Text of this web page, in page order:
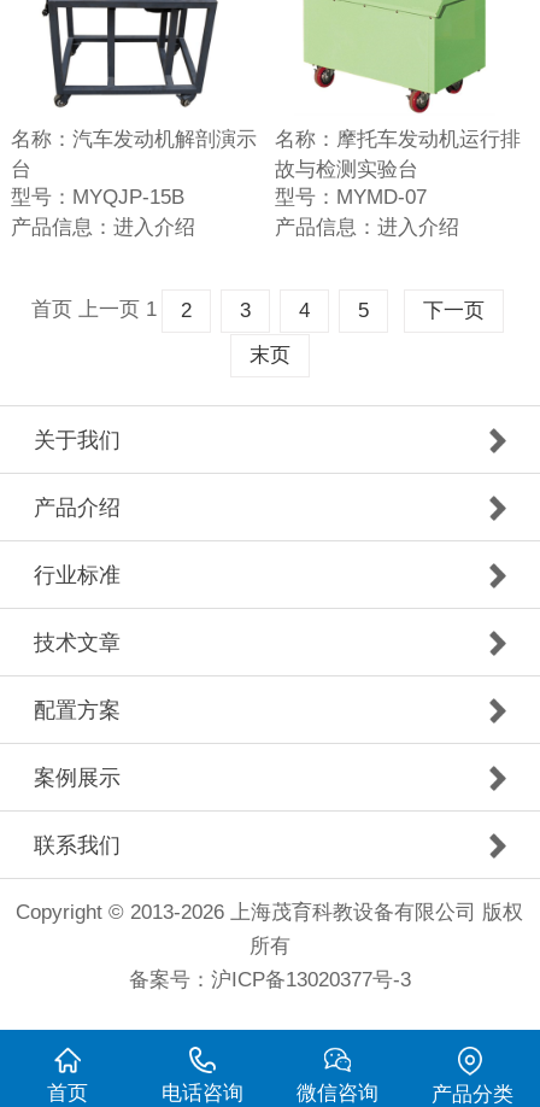
名称： 汽车发动机解剖演示
台
型号： MYQJP-15B
产品信息： 进入介绍
名称： 摩托车发动机运行排
故与检测实验台
型号： MYMD-07
产品信息：进入介绍
首页 上一页 1 2 3 4 5
下一页
末页
关于我们
产品介绍
行业标准
技术文章
配置方案
案例展示
联系我们
Copyright © 2013-2026 上海茂育科教设备有限公司 版权
所有
备案号： 沪ICP备13020377号-3
首页 电话咨询 微信咨询 产品分类